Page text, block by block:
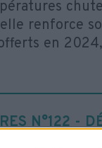
renforce
en
N°122 -